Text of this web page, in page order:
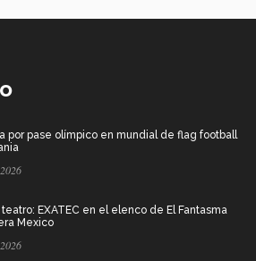
por pase olímpico en mundial de flag football
teatro: EXATEC en el elenco de El Fantasma
Mexico